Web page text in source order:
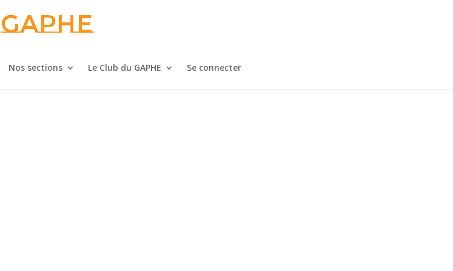
Gaphe
Nos sections Le Club du GAPHE Se connecter